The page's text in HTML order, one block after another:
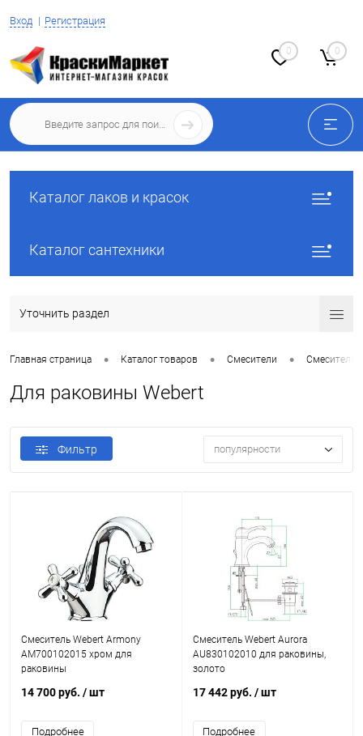
Вход Регистрация
0 0
Каталог лаков и красок
Каталог сантехники
Уточнить раздел
Главная страница • Каталог товаров • Смесители • Смесители
Для раковины Webert
Фильтр популярности
Смеситель Webert Armony
AM700102015 хром для
раковины
14 700 руб. / шт
Подробнее
Смеситель Webert Aurora
AU830102010 для раковины,
золото
17 442 руб. / шт
Подробнее